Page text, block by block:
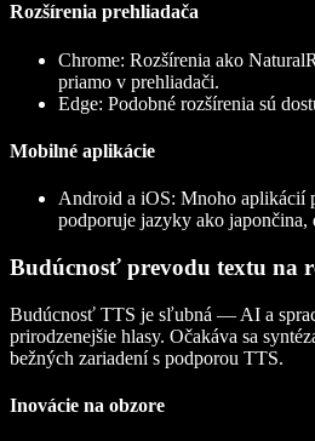
Rozšírenia prehliadača
Chrome: Rozšírenia ako
priamo v prehliadači.
Edge: Podobné rozšírenia sú
Mobilné aplikácie
Android a iOS: Mnoho aplikácií
podporuje jazyky ako japončina,
Budúcnosť prevodu textu na
Budúcnosť TTS je sľubná — AI a
prirodzenejšie hlasy. Očakáva sa
bežných zariadení s podporou TTS.
Inovácie na obzore